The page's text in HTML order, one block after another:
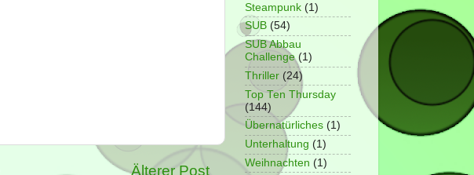
Älterer Post
Steampunk (1)
SUB (54)
SUB Abbau
Challenge (1)
Thriller (24)
Top Ten Thursday
(144)
Übernatürliches (1)
Unterhaltung (1)
Weihnachten (1)